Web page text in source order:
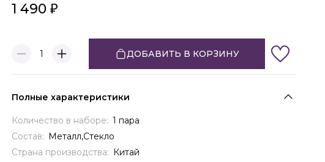
1 490
1 ДОБАВИТЬ В КОРЗИНУ
Полные характеристики
Количество в наборе: 1 пара
Состав: Металл,Стекло
Страна производства: Китай